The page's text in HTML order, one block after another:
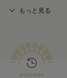
もっと見る